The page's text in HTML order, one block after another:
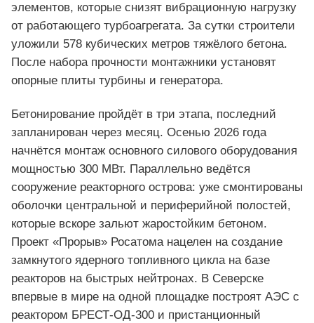
элементов, которые снизят вибрационную нагрузку
от работающего турбоагрегата. За сутки строители
уложили 578 кубических метров тяжёлого бетона.
После набора прочности монтажники установят
опорные плиты турбины и генератора.
Бетонирование пройдёт в три этапа, последний
запланирован через месяц. Осенью 2026 года
начнётся монтаж основного силового оборудования
мощностью 300 МВт. Параллельно ведётся
сооружение реакторного острова: уже смонтированы
оболочки центральной и периферийной полостей,
которые вскоре зальют жаростойким бетоном.
Проект «Прорыв» Росатома нацелен на создание
замкнутого ядерного топливного цикла на базе
реакторов на быстрых нейтронах. В Северске
впервые в мире на одной площадке построят АЭС с
реактором БРЕСТ-ОД-300 и пристанционный